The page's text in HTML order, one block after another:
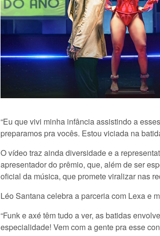
“Eu que vivi minha infância assistindo a
preparamos pra vocês. Estou viciada na
O vídeo traz ainda diversidade e a
apresentador do prêmio, que, além de ser
oficial da música, que promete viralizar nas
Léo Santana celebra a parceria com Lexa e
“Funk e axé têm tudo a ver, as batidas
especialidade! Vem com a gente pra esse